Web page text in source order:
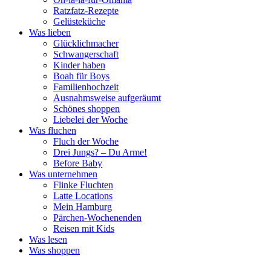
Ratzfatz-Rezepte
Gelüsteküche
Was lieben
Glücklichmacher
Schwangerschaft
Kinder haben
Boah für Boys
Familienhochzeit
Ausnahmsweise aufgeräumt
Schönes shoppen
Liebelei der Woche
Was fluchen
Fluch der Woche
Drei Jungs? – Du Arme!
Before Baby
Was unternehmen
Flinke Fluchten
Latte Locations
Mein Hamburg
Pärchen-Wochenenden
Reisen mit Kids
Was lesen
Was shoppen